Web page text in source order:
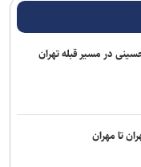
نجیب ایران است/ حتی
دور زد
در مسیر قبله تهران
تا مهران